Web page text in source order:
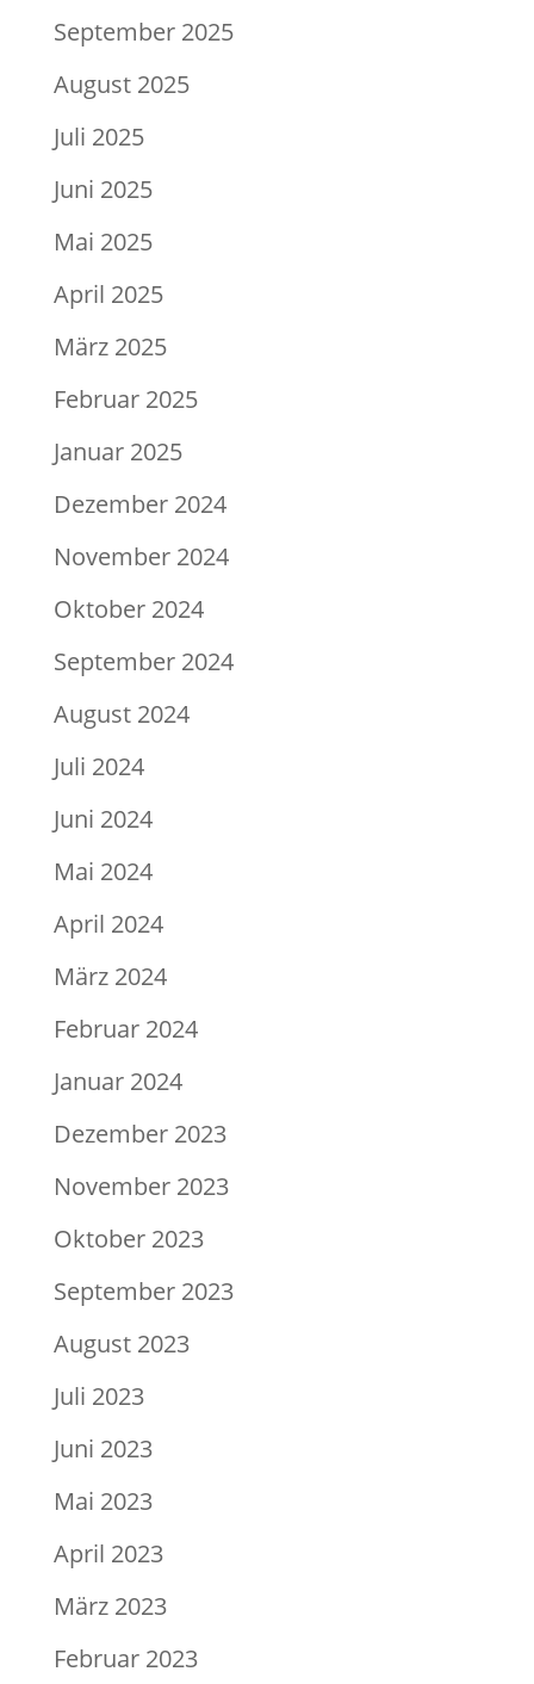
September 2025
August 2025
Juli 2025
Juni 2025
Mai 2025
April 2025
März 2025
Februar 2025
Januar 2025
Dezember 2024
November 2024
Oktober 2024
September 2024
August 2024
Juli 2024
Juni 2024
Mai 2024
April 2024
März 2024
Februar 2024
Januar 2024
Dezember 2023
November 2023
Oktober 2023
September 2023
August 2023
Juli 2023
Juni 2023
Mai 2023
April 2023
März 2023
Februar 2023